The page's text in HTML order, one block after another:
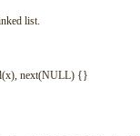
list.
next(NULL) {}